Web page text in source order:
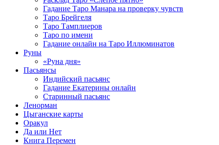
Гадание Таро Манара на проверку чувств
Таро Брейгеля
Таро Тамплиеров
Таро по имени
Гадание онлайн на Таро Иллюминатов
Руны
«Руна дня»
Пасьянсы
Индийский пасьянс
Гадание Екатерины онлайн
Старинный пасьянс
Ленорман
Цыганские карты
Оракул
Да или Нет
Книга Перемен